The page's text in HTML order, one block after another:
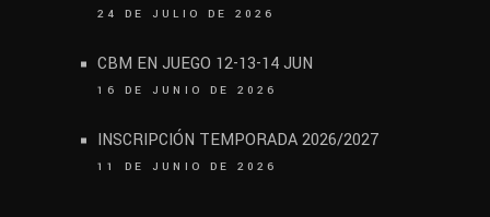
24 DE JULIO DE 2026
CBM EN JUEGO 12-13-14 JUN
16 DE JUNIO DE 2026
INSCRIPCIÓN TEMPORADA 2026/2027
11 DE JUNIO DE 2026